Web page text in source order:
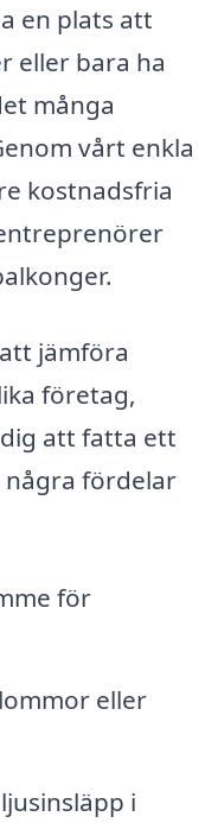
en plats att
eller bara ha
många
vårt enkla
kostnadsfria
jämföra
företag,
att fatta ett
fördelar
för
eller
i